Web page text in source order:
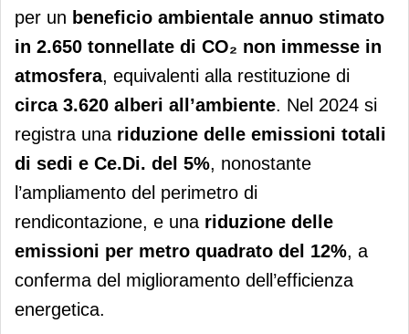
per un beneficio ambientale annuo stimato
in 2.650 tonnellate di CO₂ non immesse in
atmosfera, equivalenti alla restituzione di
circa 3.620 alberi all’ambiente. Nel 2024 si
registra una riduzione delle emissioni totali
di sedi e Ce.Di. del 5%, nonostante
l’ampliamento del perimetro di
rendicontazione, e una riduzione delle
emissioni per metro quadrato del 12%, a
conferma del miglioramento dell’efficienza
energetica.